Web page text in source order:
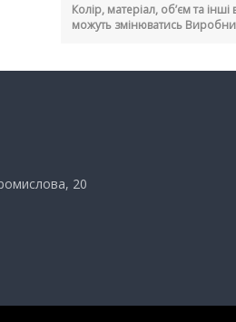
Колір, матеріал, об’єм та
можуть змінюватись
20